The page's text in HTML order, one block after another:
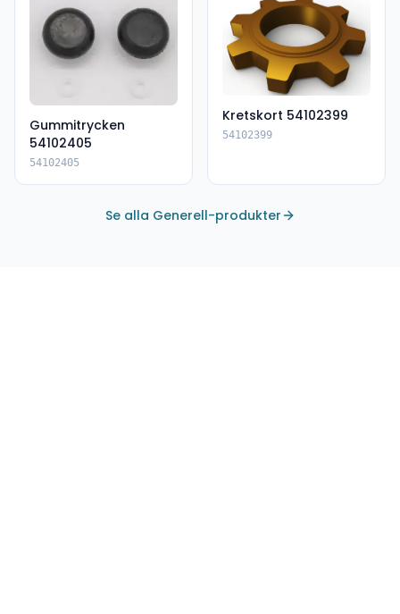
Gummitrycken
54102405
54102405
Kretskort 54102399
54102399
Se alla Generell-produkter